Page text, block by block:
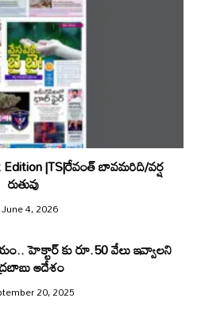
Edition |TS|రేవంత్​ బావమరిది/వర్ష
రుతువు
June 4, 2026
హెక్టార్ కు రూ.50 వేలు ఇవ్వాల‌ని
ఆదేశం
20, 2025